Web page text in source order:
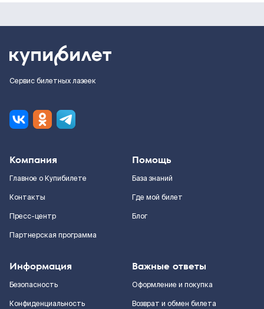
Сервис билетных лазеек
Компания
Главное о Купибилете
Контакты
Пресс-центр
Партнерская программа
Помощь
База знаний
Где мой билет
Блог
Информация
Безопасность
Конфиденциальность
Важные ответы
Оформление и покупка
Возврат и обмен билета